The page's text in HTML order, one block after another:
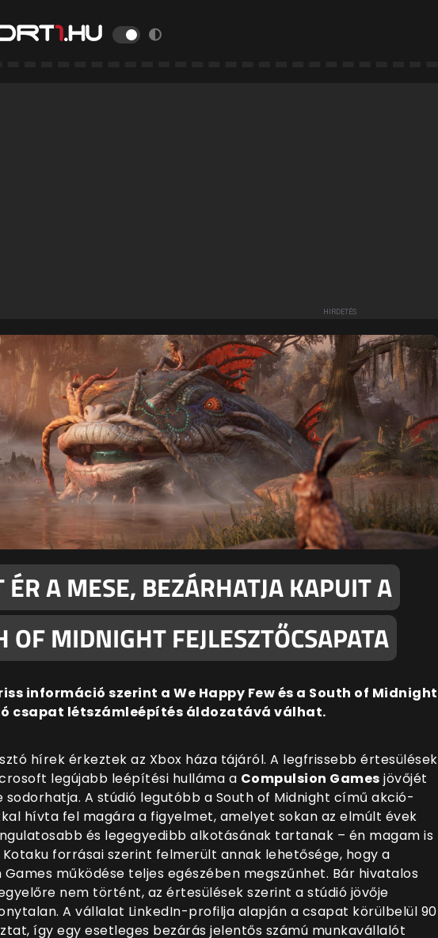
ÉR A MESE, BEZÁRHATJA KAPUIT A
OF MIDNIGHT FEJLESZTŐCSAPATA
információ szerint a We Happy Few és a South of Midnight
csapat létszámleépítés áldozatává válhat.
hírek érkeztek az Xbox háza tájáról. A legfrissebb értesülések
legújabb leépítési hulláma a Compulsion Games jövőjét
sodorhatja. A stúdió legutóbb a South of Midnight című akció-
hívta fel magára a figyelmet, amelyet sokan az elmúlt évek
és legegyedibb alkotásának tartanak – én magam is
forrásai szerint felmerült annak lehetősége, hogy a
Games működése teljes egészében megszűnhet. Bár hivatalos
nem történt, az értesülések szerint a stúdió jövője
A vállalat LinkedIn-profilja alapján a csapat körülbelül 90
így egy esetleges bezárás jelentős számú munkavállalót